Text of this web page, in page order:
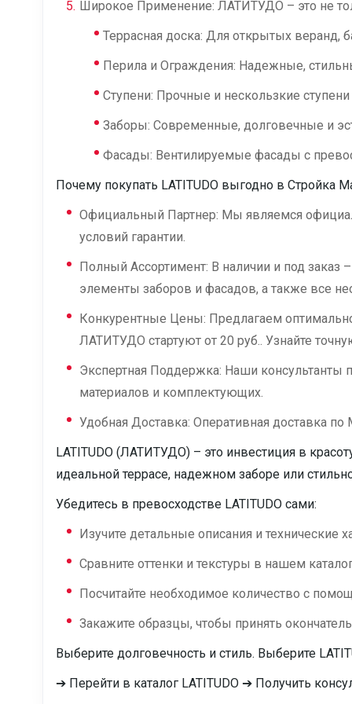
Широкое Применение: ЛАТИТУДО – это не
Террасная доска: Для открытых веранд,
Перила и Ограждения: Надежные,
Ступени: Прочные и нескользкие
Заборы: Современные, долговечные и
Фасады: Вентилируемые фасады с
Почему покупать LATITUDO выгодно в Стройка
Официальный Партнер: Мы являемся
условий гарантии.
Полный Ассортимент: В наличии и под заказ
элементы заборов и фасадов, а также все
Конкурентные Цены: Предлагаем
ЛАТИТУДО стартуют от 20 руб.. Узнайте
Экспертная Поддержка: Наши консультанты
материалов и комплектующих.
Удобная Доставка: Оперативная доставка
LATITUDO (ЛАТИТУДО) – это инвестиция в
идеальной террасе, надежном заборе или
Убедитесь в превосходстве LATITUDO сами:
Изучите детальные описания и технические
Сравните оттенки и текстуры в нашем
Посчитайте необходимое количество с
Закажите образцы, чтобы принять
Выберите долговечность и стиль. Выберите
➔ Перейти в каталог LATITUDO ➔ Получить